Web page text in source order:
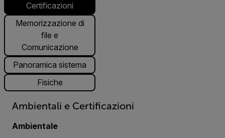
Certificazioni
Memorizzazione di
file e
Comunicazione
Panoramica sistema
Fisiche
Ambientali e Certificazioni
Ambientale